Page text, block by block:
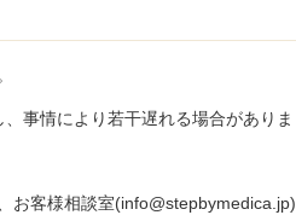
事情により若干遅れる場合がありま
お客様相談室(info@stepbymedica.jp)